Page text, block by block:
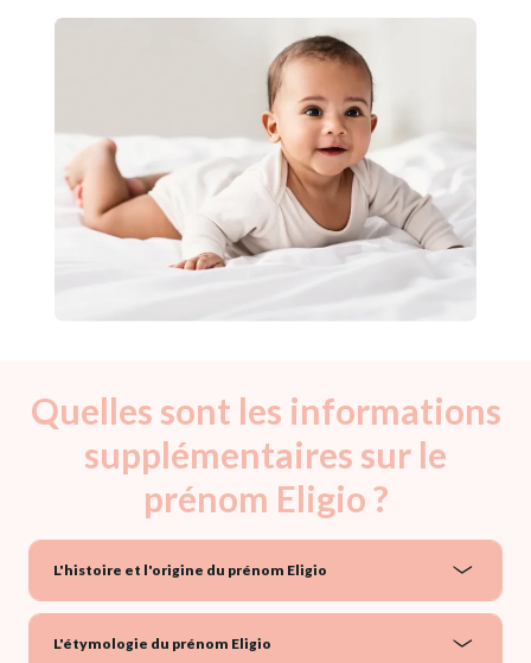
Quelles sont les informations
supplémentaires sur le
prénom Eligio ?
L'histoire et l'origine du prénom Eligio
L'étymologie du prénom Eligio